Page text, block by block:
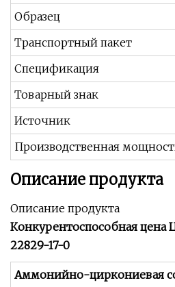
Образец
Транспортный пакет
Спецификация
Товарный знак
Источник
Производственная
Описание продукта
Описание продукта
Конкурентоспособная цена
22829-17-0
Аммонийно-циркониевая